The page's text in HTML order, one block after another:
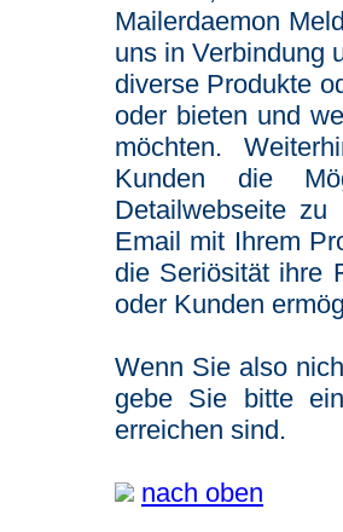
Mailerdaemon
uns in Verbindung
diverse Produkte
oder bieten und
möchten.
Kunden die
Detailwebseite
Email mit Ihrem
die Seriösität ihre
oder Kunden
Wenn Sie also
gebe Sie bitte
erreichen sind.
nach oben